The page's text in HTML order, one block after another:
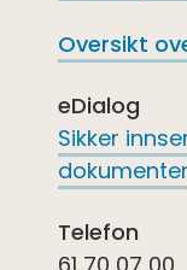
Oversikt
eDialog
Sikker
dokumenter
Telefon